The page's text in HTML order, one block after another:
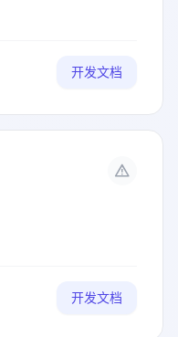
开发文档
开发文档